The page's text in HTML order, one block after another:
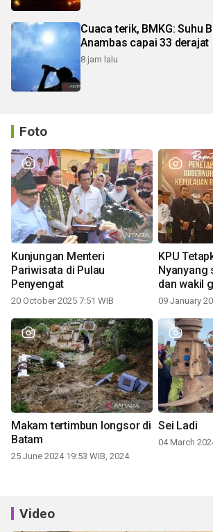
Cuaca terik, BMKG: Suhu
Anambas capai 33 derajat
8 jam lalu
Foto
Kunjungan Menteri
Pariwisata di Pulau
Penyengat
20 October 2025 7:51 WIB
KPU
Nyanyang
dan wakil
periode
09 January
Makam tertimbun longsor di
Batam
25 June 2024 19:53 WIB, 2024
Sei Ladi
04 March
Video